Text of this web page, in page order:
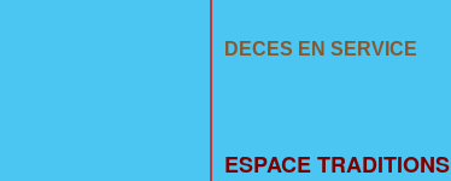
DECES EN SERVICE
ESPACE TRADITIONS